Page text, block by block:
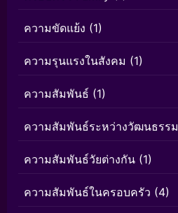
ความขัดแย้ง (1)
ความรุนแรงในสังคม (1)
ความสัมพันธ์ (1)
ความสัมพันธ์ระหว่างวัฒนธรรม
ความสัมพันธ์วัยต่างกัน (1)
ความสัมพันธ์ในครอบครัว (4)